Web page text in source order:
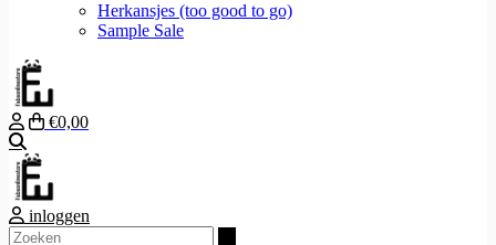
Herkansjes (too good to go)
Sample Sale
€0,00
inloggen